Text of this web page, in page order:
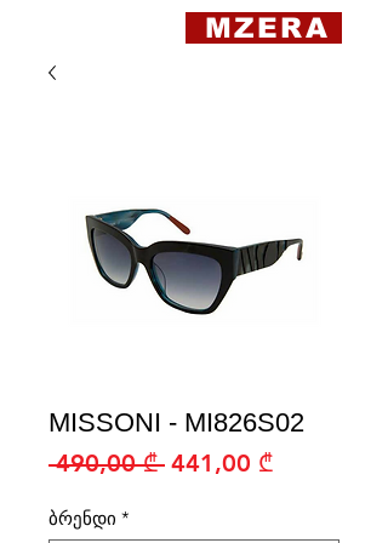
MZERA
MISSONI - MI826S02
490,00 ₾ Regular
441,00 ₾Sale
ბრენდი *